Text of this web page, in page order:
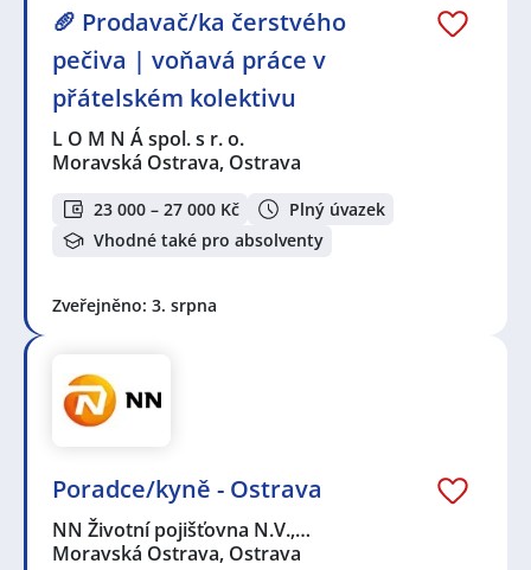
🥖 Prodavač/ka čerstvého
pečiva | voňavá práce v
přátelském kolektivu
L O M N Á spol. s r. o.
Moravská Ostrava, Ostrava
23 000 – 27 000 Kč
Plný úvazek
Vhodné také pro absolventy
Zveřejněno: 3. srpna
Poradce/kyně - Ostrava
NN Životní pojišťovna N.V.,…
Moravská Ostrava, Ostrava